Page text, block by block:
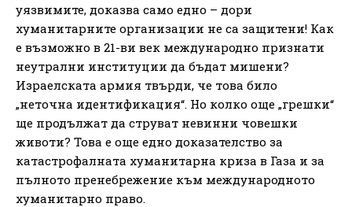
уязвимите, доказва само едно – дори
хуманитарните организации не са защитени! Как
е възможно в 21-ви век международно признати
неутрални институции да бъдат мишени?
Израелската армия твърди, че това било
„неточна идентификация“. Но колко още „грешки“
ще продължат да струват невинни човешки
животи? Това е още едно доказателство за
катастрофалната хуманитарна криза в Газа и за
пълното пренебрежение към международното
хуманитарно право.